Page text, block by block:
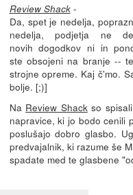
Review Shack-
Da, spet je nedelja,
nedelja, podjetja ne
novih dogodkov ni in
ste obsojeni na branje --
strojne opreme. Kaj č'mo.
bolje. [;)]
Na Review Shack so
napravice, ki jo bodo cenili
poslušajo dobro glasbo.
predvajalnik, ki razume še
spadate med te glasbene